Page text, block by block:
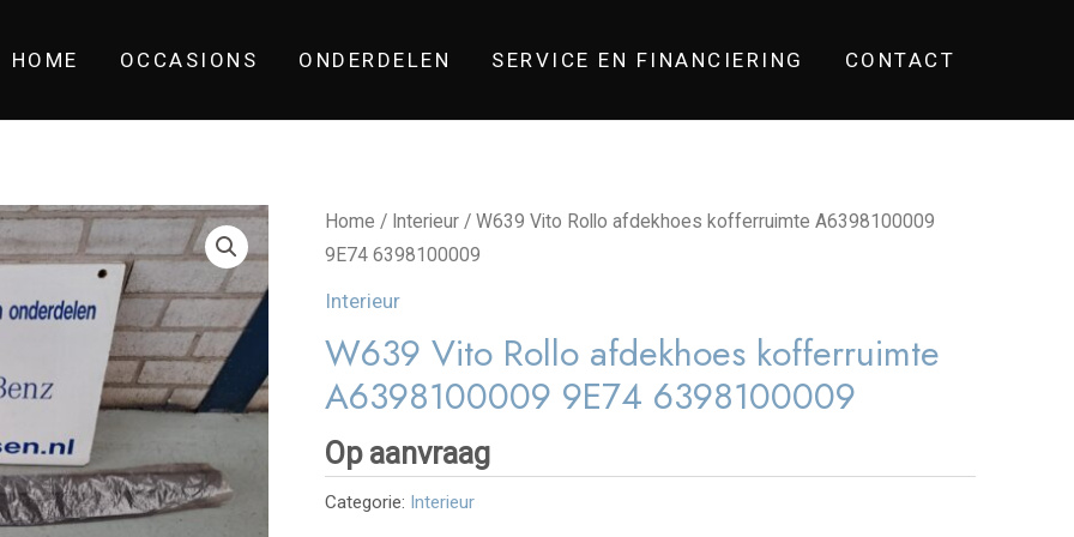
HOME OCCASIONS ONDERDELEN SERVICE EN FINANCIERING CONTACT
Home / Interieur / W639 Vito Rollo afdekhoes kofferruimte A6398100009
9E74 6398100009
Interieur
W639 Vito Rollo afdekhoes kofferruimte
A6398100009 9E74 6398100009
Op aanvraag
Categorie: Interieur